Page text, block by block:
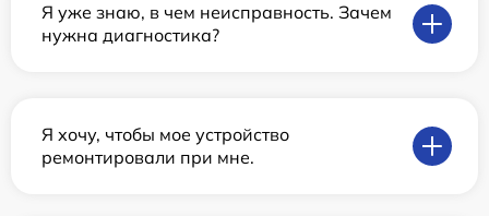
Я уже знаю, в чем неисправность. Зачем
нужна диагностика?
Я хочу, чтобы мое устройство
ремонтировали при мне.